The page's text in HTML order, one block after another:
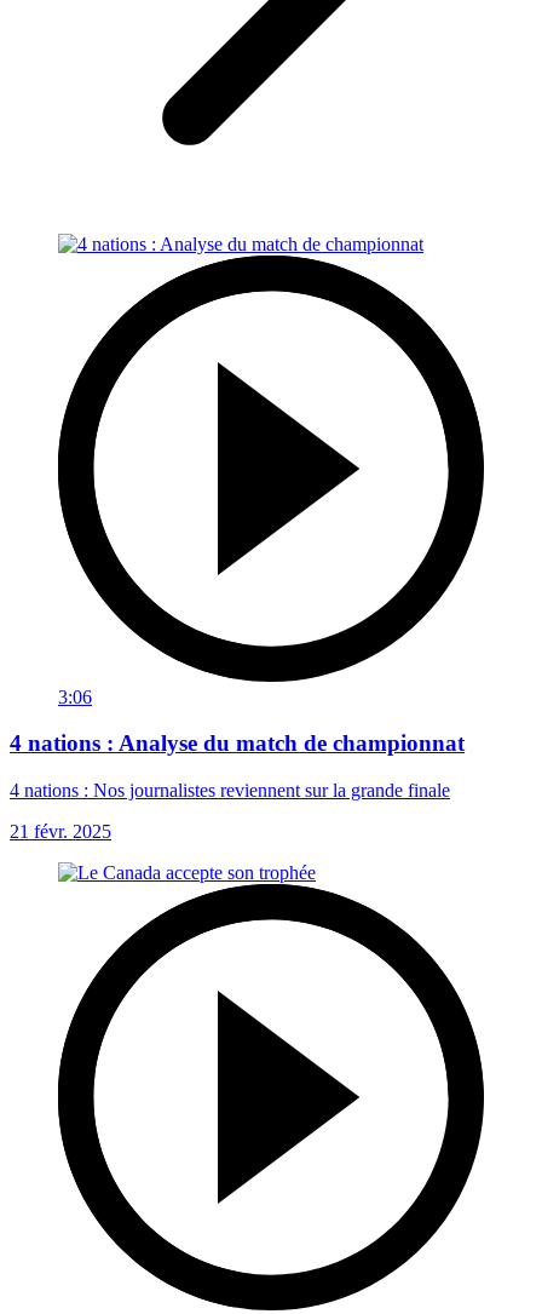
3:06
4 nations : Analyse du match de championnat
4 nations : Nos journalistes reviennent sur la grande finale
21 févr. 2025